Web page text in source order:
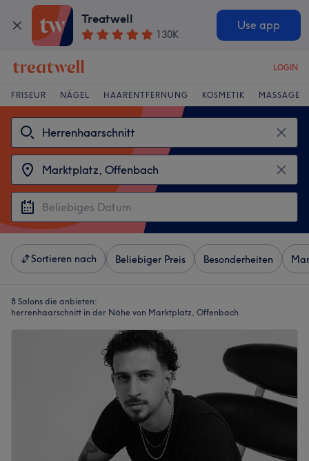
Treatwell
130K
Use app
LOGIN
FRISEUR NÄGEL HAARENTFERNUNG KOSMETIK MASSAGE
Sortieren nach Beliebiger Preis Besonderheiten
8 Salons die anbieten:
herrenhaarschnitt in der Nähe von Marktplatz, Offenbach